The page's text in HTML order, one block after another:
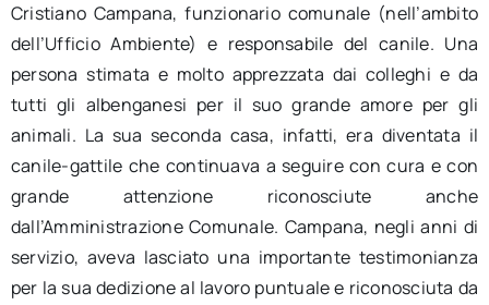
Cristiano Campana, funzionario comunale (nell’ambito
dell’Ufficio Ambiente) e responsabile del canile. Una
persona stimata e molto apprezzata dai colleghi e da
tutti gli albenganesi per il suo grande amore per gli
animali. La sua seconda casa, infatti, era diventata il
canile-gattile che continuava a seguire con cura e con
grande attenzione riconosciute anche
dall’Amministrazione Comunale. Campana, negli anni di
servizio, aveva lasciato una importante testimonianza
per la sua dedizione al lavoro puntuale e riconosciuta da